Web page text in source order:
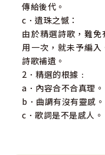
傳給後代。
c．遺珠之憾：
由於精選詩歌，難
用一次，就未予編
詩歌補遺。
2．精選的根據﹕
a．內容合不合真理。
b．曲調有沒有靈感。
c．歌詞是不是感人。